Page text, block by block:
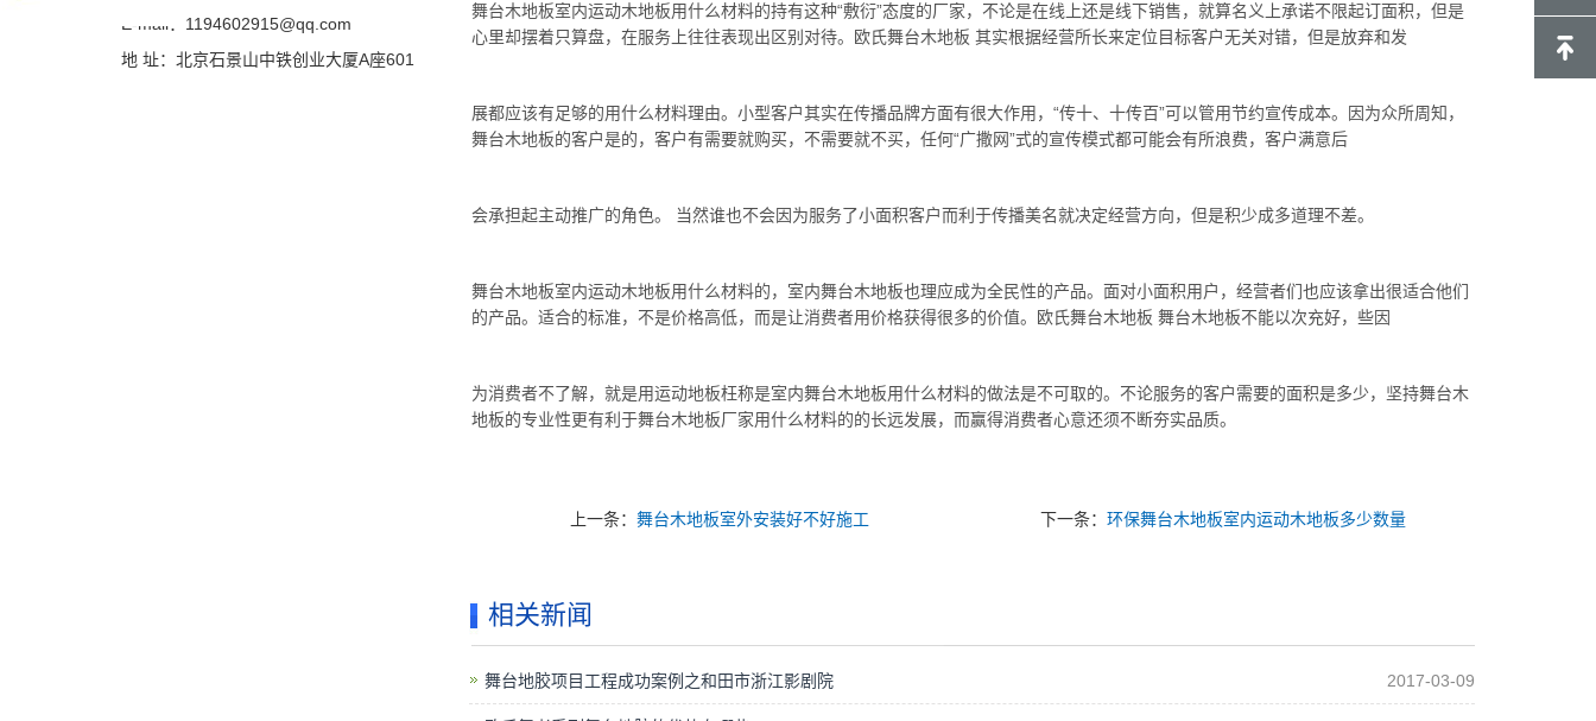
舞台木地板室内运动木地板用什么材料的持有这种“敷衍”态度的厂家，不论是在线上还是线下销售，就算名义上承诺不限起订面积，但是
心里却摆着只算盘，在服务上往往表现出区别对待。欧氏舞台木地板 其实根据经营所长来定位目标客户无关对错，但是放弃和发
展都应该有足够的用什么材料理由。小型客户其实在传播品牌方面有很大作用，“传十、十传百”可以管用节约宣传成本。因为众所周知，
舞台木地板的客户是的，客户有需要就购买，不需要就不买，任何“广撒网”式的宣传模式都可能会有所浪费，客户满意后
会承担起主动推广的角色。 当然谁也不会因为服务了小面积客户而利于传播美名就决定经营方向，但是积少成多道理不差。
舞台木地板室内运动木地板用什么材料的，室内舞台木地板也理应成为全民性的产品。面对小面积用户，经营者们也应该拿出很适合他们
的产品。适合的标准，不是价格高低，而是让消费者用价格获得很多的价值。欧氏舞台木地板 舞台木地板不能以次充好，些因
为消费者不了解，就是用运动地板枉称是室内舞台木地板用什么材料的做法是不可取的。不论服务的客户需要的面积是多少，坚持舞台木
地板的专业性更有利于舞台木地板厂家用什么材料的的长远发展，而赢得消费者心意还须不断夯实品质。
上一条：舞台木地板室外安装好不好施工 下一条：环保舞台木地板室内运动木地板多少数量
相关新闻
舞台地胶项目工程成功案例之和田市浙江影剧院 2017-03-09
E-mail：1194602915@qq.com
地 址：北京石景山中铁创业大厦A座601